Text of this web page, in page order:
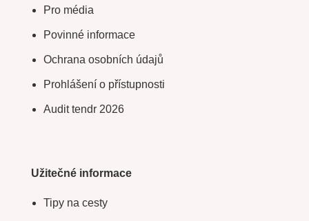
Pro média
Povinné informace
Ochrana osobních údajů
Prohlášení o přístupnosti
Audit tendr 2026
Užitečné informace
Tipy na cesty